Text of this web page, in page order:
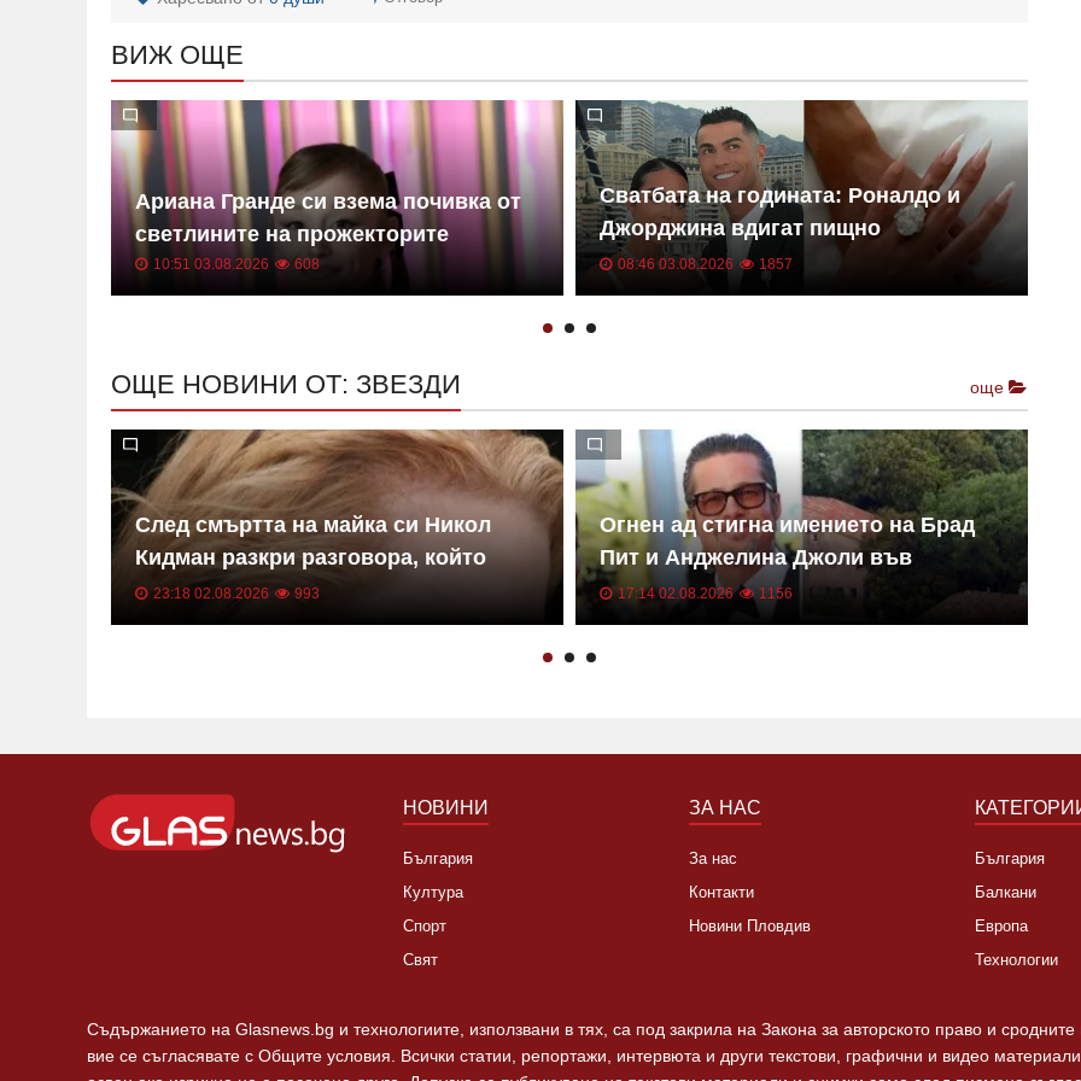
ВИЖ ОЩЕ
Ариана Гранде си взема почивка от
светлините на прожекторите
10:51 03.08.2026 608
Сватбата на годината: Роналдо и
Джорджина вдигат пищно
тържество за 12 млн. долара
08:46 03.08.2026 1857
ОЩЕ НОВИНИ ОТ: ЗВЕЗДИ още
След смъртта на майка си Никол
Кидман разкри разговора, който
никога няма да забрави
23:18 02.08.2026 993
Огнен ад стигна имението на Брад
Пит и Анджелина Джоли във
Франция
17:14 02.08.2026 1156
НОВИНИ
България
Култура
Спорт
Свят
ЗА НАС
За нас
Контакти
Новини Пловдив
България
Балкани
Европа
Технологии
Съдържанието на Glasnews.bg и технологиите, използвани в тях, са под закрила на Закона за авторското право и
вие се съгласявате с Общите условия. Всички статии, репортажи, интервюта и други текстови, графични и видео